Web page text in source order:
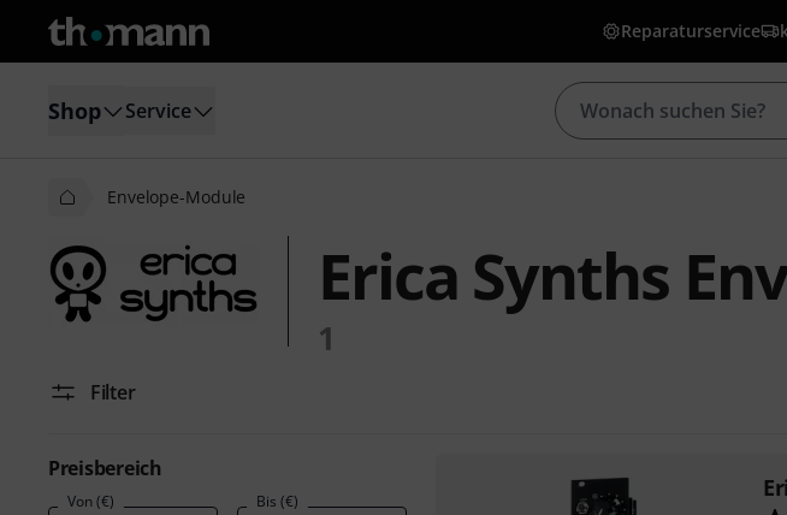
Reparaturservice
Shop Service
Envelope-Module
Erica Synths
1
Filter
Preisbereich
Von (€) Bis (€)